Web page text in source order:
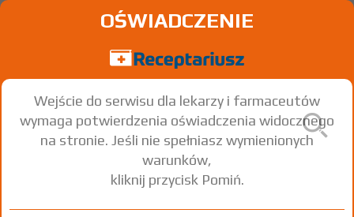
OŚWIADCZENIE
Wejście do serwisu dla lekarzy i farmaceutów
wymaga potwierdzenia oświadczenia widocznego
na stronie. Jeśli nie spełniasz wymienionych
warunków,
kliknij przycisk Pomiń.